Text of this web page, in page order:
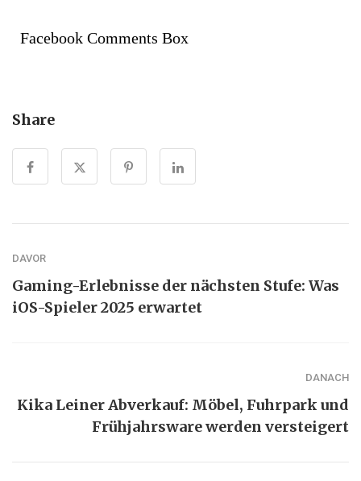
Facebook Comments Box
Share
DAVOR
Gaming-Erlebnisse der nächsten Stufe: Was
iOS-Spieler 2025 erwartet
DANACH
Kika Leiner Abverkauf: Möbel, Fuhrpark und
Frühjahrsware werden versteigert